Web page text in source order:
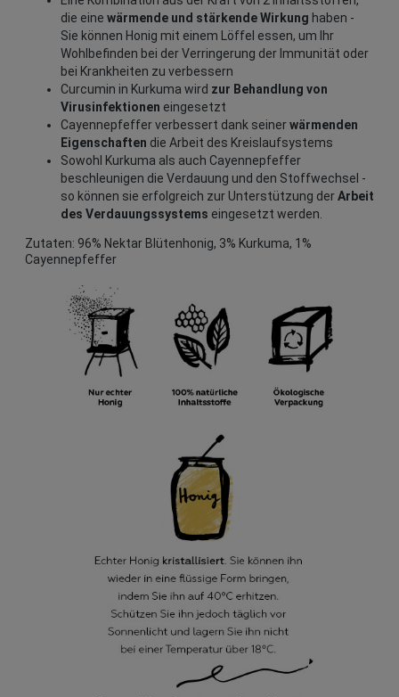
die eine wärmende und stärkende Wirkung haben -
Sie können Honig mit einem Löffel essen, um Ihr
Wohlbefinden bei der Verringerung der Immunität oder
bei Krankheiten zu verbessern
Curcumin in Kurkuma wird zur Behandlung von
Virusinfektionen eingesetzt
Cayennepfeffer verbessert dank seinerwärmenden
Eigenschaften die Arbeit des Kreislaufsystems
Sowohl Kurkuma als auch Cayennepfeffer
beschleunigen die Verdauung und den Stoffwechsel -
so können sie erfolgreich zur Unterstützung derArbeit
des Verdauungssystems eingesetzt werden.
Zutaten: 96% Nektar Blütenhonig, 3% Kurkuma, 1%
Cayennepfeffer